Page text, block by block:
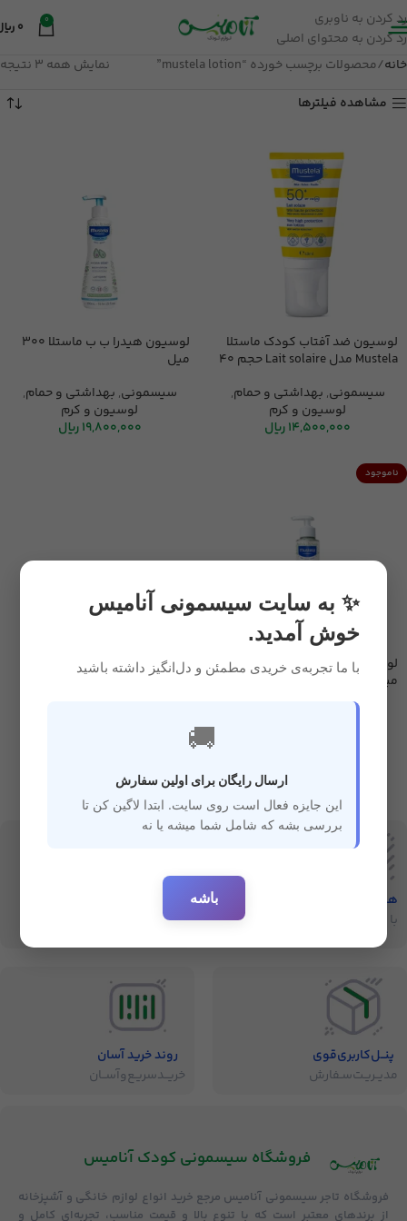
رد کردن به ناوبری
رد کردن به محتوای اصلی
0
0
خانه محصولات برچسب خورده “mustela lotion”
نمایش همه 3 نتیجه
مشاهده فیلترها
لوسیون ضد آفتاب کودک ماستلا
Mustela مدل Lait solaire حجم 40
سیسمونی, بهداشتی و حمام,
لوسیون و کرم
14,500,000ریال
لوسیون هیدرا ب ب ماستلا 300
میل
سیسمونی, بهداشتی و حمام,
لوسیون و کرم
19,800,000 ریال
ناموجود
لوسیون استلاتوپیا ماستلا 300
میل
هفت‌روز‌ضمانت‌بازگشت
با خیال راحت خرید کنید
ارسال سریع
پنــل‌کاربری‌قوی
مدیــریـت‌سـفارش
روند خرید آسان
خریــد‌سریـع‌و‌آســان
فروشگاه‌ سیسمونی کودک آنامیس
فروشگاه تاجر سیسمونی آنامیس مرجع خرید انواع لوازم خانگی و آشپزخانه
از برندهای معتبر است که با تنوع بالا و قیمت مناسب، تجربه‌ای کامل و
✨ به سایت سیسمونی آنامیس
خوش آمدید.
با ما تجربه‌ی خریدی مطمئن و دل‌انگیز داشته باشید
🚚
ارسال رایگان برای اولین سفارش
این جایزه فعال است روی سایت. ابتدا لاگین کن تا
بررسی بشه که شامل شما میشه یا نه
باشه